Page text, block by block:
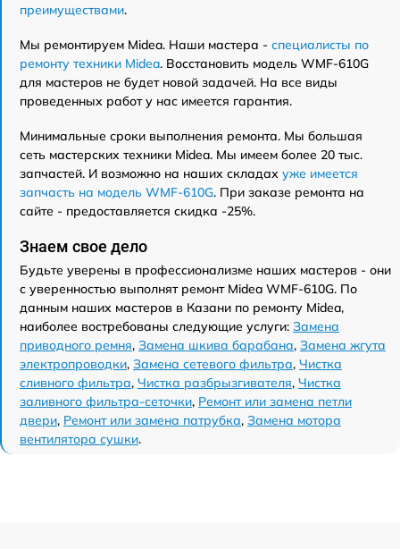
преимуществами.
Мы ремонтируем Midea. Наши мастера - специалисты по
ремонту техники Midea. Восстановить модель WMF-610G
для мастеров не будет новой задачей. На все виды
проведенных работ у нас имеется гарантия.
Минимальные сроки выполнения ремонта. Мы большая
сеть мастерских техники Midea. Мы имеем более 20 тыс.
запчастей. И возможно на наших складах уже имеется
запчасть на модель WMF-610G. При заказе ремонта на
сайте - предоставляется скидка -25%.
Знаем свое дело
Будьте уверены в профессионализме наших мастеров - они
с уверенностью выполнят ремонт Midea WMF-610G. По
данным наших мастеров в Казани по ремонту Midea,
наиболее востребованы следующие услуги: Замена
приводного ремня, Замена шкива барабана, Замена жгута
электропроводки, Замена сетевого фильтра, Чистка
сливного фильтра, Чистка разбрызгивателя, Чистка
заливного фильтра-сеточки, Ремонт или замена петли
двери, Ремонт или замена патрубка, Замена мотора
вентилятора сушки.